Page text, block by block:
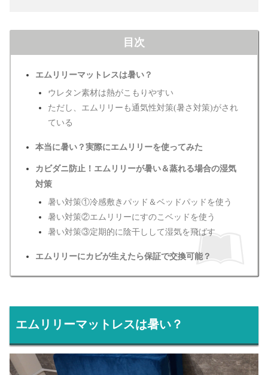
目次
エムリリーマットレスは暑い？
ウレタン素材は熱がこもりやすい
ただし、エムリリーも通気性対策(暑さ対策)がされ
ている
本当に暑い？実際にエムリリーを使ってみた
カビダニ防止！エムリリーが暑い＆蒸れる場合の湿気
対策
暑い対策①冷感敷きパッド＆ベッドパッドを使う
暑い対策②エムリリーにすのこベッドを使う
暑い対策③定期的に陰干しして湿気を飛ばす
エムリリーにカビが生えたら保証で交換可能？
エムリリーマットレスは暑い？